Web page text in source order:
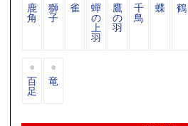
鹿
角
獅
子
雀 蟬
の
上
羽
鷹
の
羽
千
鳥
蝶 鶴
百
足
竜